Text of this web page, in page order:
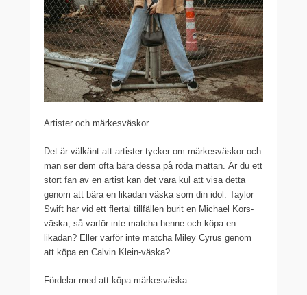
Artister och märkesväskor
Det är välkänt att artister tycker om märkesväskor och
man ser dem ofta bära dessa på röda mattan. Är du ett
stort fan av en artist kan det vara kul att visa detta
genom att bära en likadan väska som din idol. Taylor
Swift har vid ett flertal tillfällen burit en Michael Kors-
väska, så varför inte matcha henne och köpa en
likadan? Eller varför inte matcha Miley Cyrus genom
att köpa en Calvin Klein-väska?
Fördelar med att köpa märkesväska